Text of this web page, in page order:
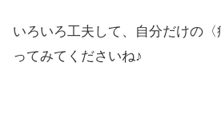
いろいろ工夫して、自分だけの
ってみてくださいね♪